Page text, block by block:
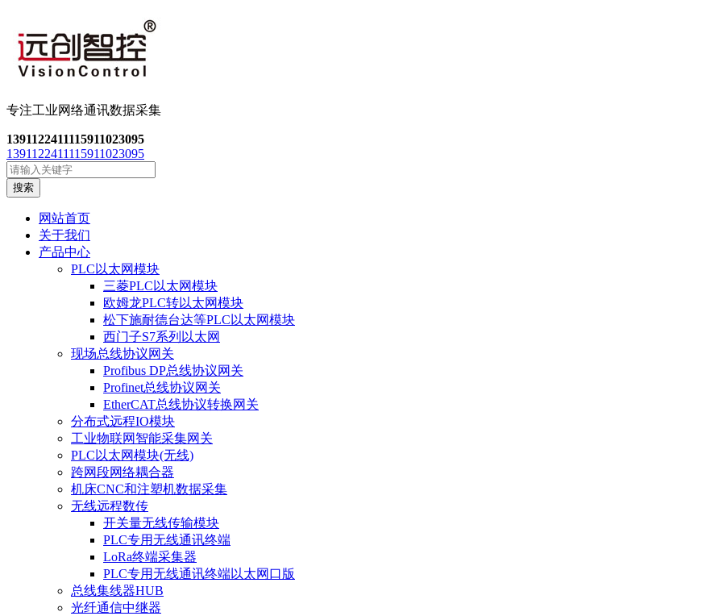
专注工业网络通讯数据采集
1391122411115911023095
1391122411115911023095
搜索
网站首页
关于我们
产品中心
PLC以太网模块
三菱PLC以太网模块
欧姆龙PLC转以太网模块
松下施耐德台达等PLC以太网模块
西门子S7系列以太网
现场总线协议网关
Profibus DP总线协议网关
Profinet总线协议网关
EtherCAT总线协议转换网关
分布式远程IO模块
工业物联网智能采集网关
PLC以太网模块(无线)
跨网段网络耦合器
机床CNC和注塑机数据采集
无线远程数传
开关量无线传输模块
PLC专用无线通讯终端
LoRa终端采集器
PLC专用无线通讯终端以太网口版
总线集线器HUB
光纤通信中继器